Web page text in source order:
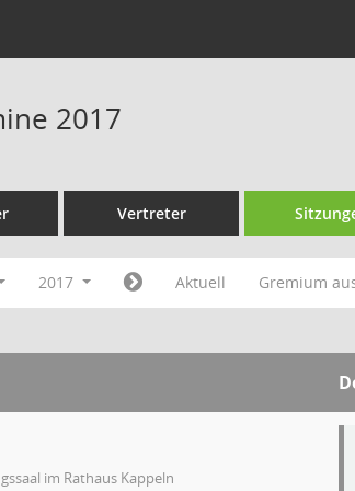
2017
Vertreter
2017 Aktuell Gremium
im Rathaus Kappeln